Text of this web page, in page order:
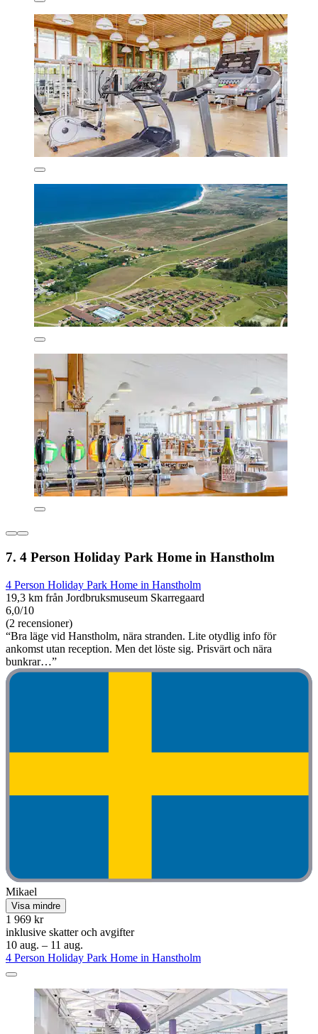
7. 4 Person Holiday Park Home in Hanstholm
4 Person Holiday Park Home in Hanstholm
19,3 km från Jordbruksmuseum Skarregaard
6,0/10
(2 recensioner)
“Bra läge vid Hanstholm, nära stranden. Lite otydlig info för
ankomst utan reception. Men det löste sig. Prisvärt och nära
bunkrar…”
Mikael
Visa mindre
1 969 kr
inklusive skatter och avgifter
10 aug. – 11 aug.
4 Person Holiday Park Home in Hanstholm